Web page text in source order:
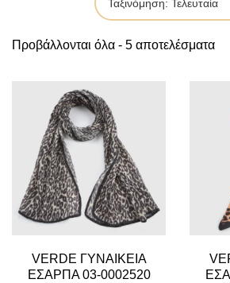
Προβάλλονται όλα - 5 αποτελέσματα
by
VERDE ΓΥΝΑΙΚΕΙΑ
ΕΣΑΡΠΑ 03-0002520